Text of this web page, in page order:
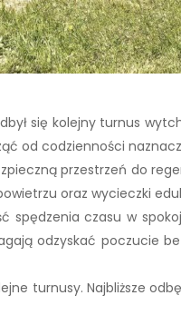
się kolejny turnus
od codzienności
przestrzeń do
oraz wycieczki
spędzenia czasu w
odzyskać poczucie
turnusy. Najbliższe